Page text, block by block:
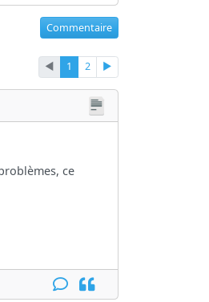
Commentaire
◄ 1 2 ►
ce